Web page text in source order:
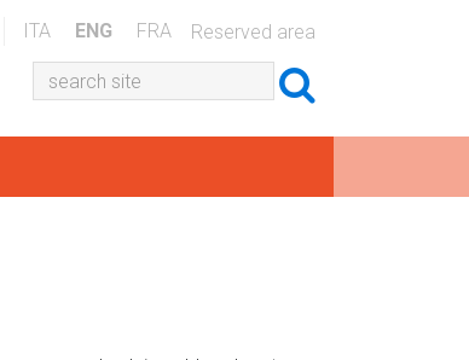
ITA ENG FRA Reserved area